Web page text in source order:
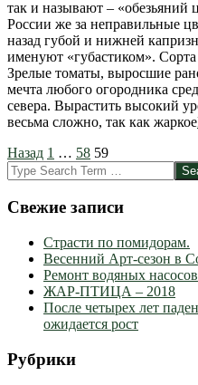
так и называют – «обезьяний
России же за неправильные
назад губой и нижней
именуют «губастиком».
Зрелые томаты, выросшие
мечта любого огородника
севера. Вырастить высокий
весьма сложно, так как жаркое
Пагинация
записей
Назад 1 … 58 59
Search
Свежие записи
Страсти по помидорам.
Весенний Арт-сезон в
Ремонт водяных насосов
ЖАР-ПТИЦА – 2018
После четырех лет
ожидается рост
Рубрики